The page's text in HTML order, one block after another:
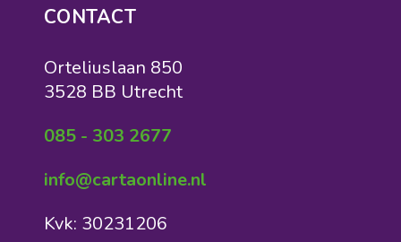
CONTACT
Orteliuslaan 850
3528 BB Utrecht
085 - 303 2677
info@cartaonline.nl
Kvk: 30231206